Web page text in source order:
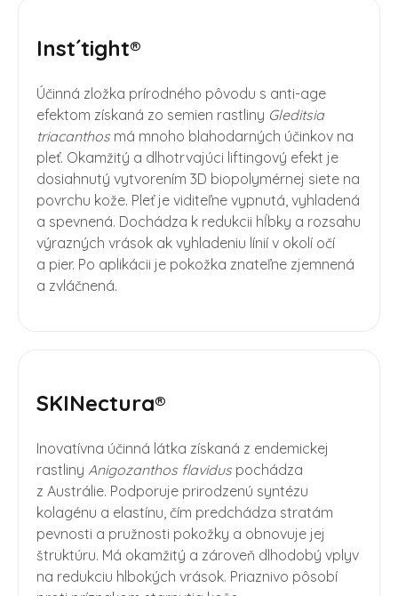
Inst´tight®
Účinná zložka prírodného pôvodu s anti-age
efektom získaná zo semien rastliny Gleditsia
triacanthos má mnoho blahodarných účinkov na
pleť. Okamžitý a dlhotrvajúci liftingový efekt je
dosiahnutý vytvorením 3D biopolymérnej siete na
povrchu kože. Pleť je viditeľne vypnutá, vyhladená
a spevnená. Dochádza k redukcii hĺbky a rozsahu
výrazných vrások ak vyhladeniu línií v okolí očí
a pier. Po aplikácii je pokožka znateľne zjemnená
a zvláčnená.
SKINectura®
Inovatívna účinná látka získaná z endemickej
rastliny Anigozanthos flavidus pochádza
z Austrálie. Podporuje prirodzenú syntézu
kolagénu a elastínu, čím predchádza stratám
pevnosti a pružnosti pokožky a obnovuje jej
štruktúru. Má okamžitý a zároveň dlhodobý vplyv
na redukciu hlbokých vrások. Priaznivo pôsobí